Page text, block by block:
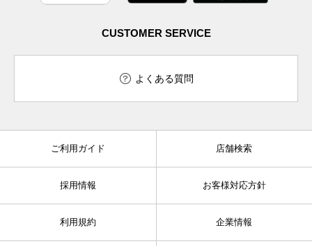
CUSTOMER SERVICE
よくある質問
ご利用ガイド 店舗検索
採用情報 お客様対応方針
利用規約 企業情報